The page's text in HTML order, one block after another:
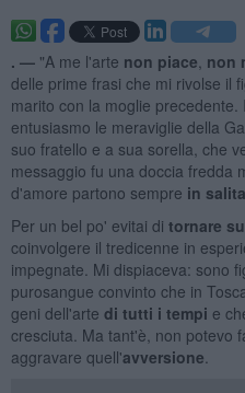
. — "A me l'arte non piace non
delle prime frasi che mi rivolse il
marito con la moglie
entusiasmo le meraviglie della
suo fratello e a sua sorella, che
messaggio fu una doccia fredda
d'amore partono sempre in salita
Per un bel po' evitai di tornare
coinvolgere il tredicenne in
impegnate. Mi dispiaceva: sono
purosangue convinto che in
geni dell'arte di tutti i tempi e
cresciuta. Ma tant'è, non potevo
aggravare quell'avversione